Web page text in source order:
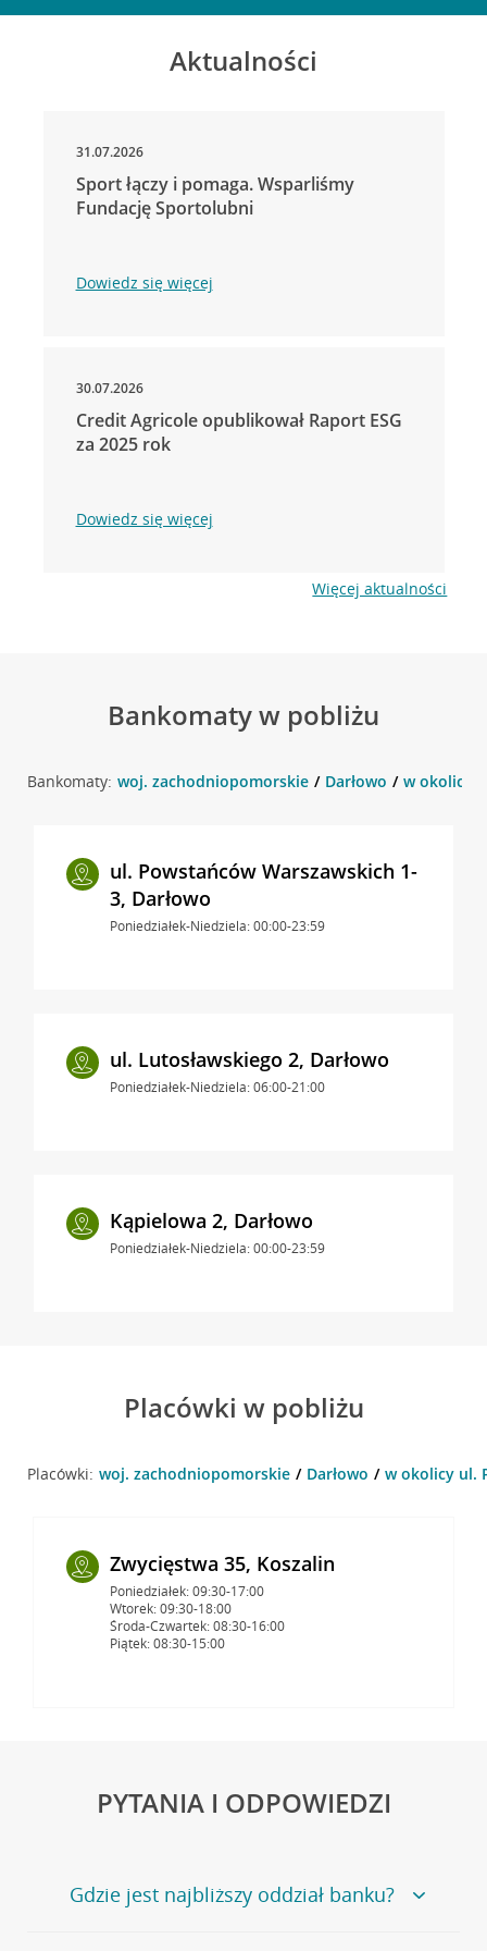
Aktualności
31.07.2026
Sport łączy i pomaga. Wsparliśmy
Fundację Sportolubni
Dowiedz się więcej
30.07.2026
Credit Agricole opublikował Raport ESG
za 2025 rok
Dowiedz się więcej
Więcej aktualności
Bankomaty w pobliżu
Bankomaty: woj. zachodniopomorskie Darłowo w okolicy
ul. Powstańców Warszawskich 1-
3, Darłowo
Poniedziałek-Niedziela: 00:00-23:59
ul. Lutosławskiego 2, Darłowo
Poniedziałek-Niedziela: 06:00-21:00
Kąpielowa 2, Darłowo
Poniedziałek-Niedziela: 00:00-23:59
Placówki w pobliżu
Placówki: woj. zachodniopomorskie Darłowo w okolicy ul.
Zwycięstwa 35, Koszalin
Poniedziałek: 09:30-17:00
Wtorek: 09:30-18:00
Środa-Czwartek: 08:30-16:00
Piątek: 08:30-15:00
PYTANIA I ODPOWIEDZI
Gdzie jest najbliższy oddział banku?